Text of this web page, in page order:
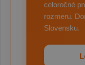
celoročné
rozmeru.
Slovensku.